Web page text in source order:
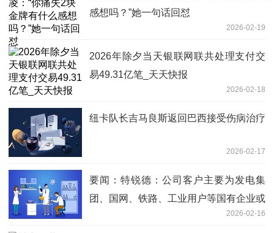
感想吗？”她一句话回怼
2026-02-19
2026年除夕当天银联网联共处理支付交
易49.31亿笔_天天快报
2026-02-18
纽卡队长吉马良斯返回巴西接受伤病治疗
2026-02-17
要闻：特锐德：公司客户主要为发电集
团、国网、铁路、工业用户等国有企业或
大型企业用户，应收账款回收风险较低
2026-02-16